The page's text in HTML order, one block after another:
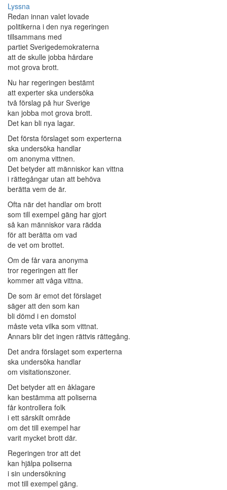
Lyssna
Redan innan valet lovade
politikerna i den nya regeringen
tillsammans med
partiet Sverigedemokraterna
att de skulle jobba hårdare
mot grova brott.
Nu har regeringen bestämt
att experter ska undersöka
två förslag på hur Sverige
kan jobba mot grova brott.
Det kan bli nya lagar.
Det första förslaget som experterna
ska undersöka handlar
om anonyma vittnen.
Det betyder att människor kan vittna
i rättegångar utan att behöva
berätta vem de är.
Ofta när det handlar om brott
som till exempel gäng har gjort
så kan människor vara rädda
för att berätta om vad
de vet om brottet.
Om de får vara anonyma
tror regeringen att fler
kommer att våga vittna.
De som är emot det förslaget
säger att den som kan
bli dömd i en domstol
måste veta vilka som vittnat.
Annars blir det ingen rättvis rättegång.
Det andra förslaget som experterna
ska undersöka handlar
om visitationszoner.
Det betyder att en åklagare
kan bestämma att poliserna
får kontrollera folk
i ett särskilt område
om det till exempel har
varit mycket brott där.
Regeringen tror att det
kan hjälpa poliserna
i sin undersökning
mot till exempel gäng.